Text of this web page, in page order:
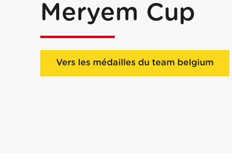
Meryem Cup
Vers les médailles du team belgium